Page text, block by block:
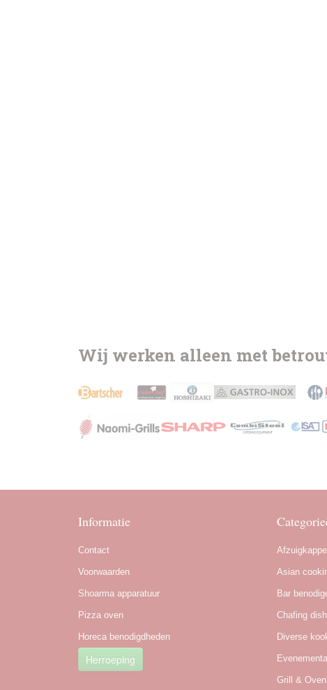
Wij werken alleen met
Informatie
Contact
Voorwaarden
Shoarma apparatuur
Pizza oven
Horeca benodigdheden
Herroeping
Asian
Bar
Chafing
Diverse
Grill &